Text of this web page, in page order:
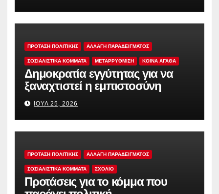
ΠΡΟΤΑΣΗ ΠΟΛΙΤΙΚΗΣ ΑΛΛΑΓΗ ΠΑΡΑΔΕΙΓΜΑΤΟΣ
ΣΟΣΙΑΛΙΣΤΙΚΆ ΚΌΜΜΑΤΑ ΜΕΤΑΡΡΥΘΜΙΣΗ ΚΟΙΝΑ ΑΓΑΘΑ
Δημοκρατία εγγύτητας για να
ξαναχτιστεί η εμπιστοσύνη
ΙΟΎΛ 25, 2026
ΠΡΟΤΑΣΗ ΠΟΛΙΤΙΚΗΣ ΑΛΛΑΓΗ ΠΑΡΑΔΕΙΓΜΑΤΟΣ
ΣΟΣΙΑΛΙΣΤΙΚΆ ΚΌΜΜΑΤΑ ΣΧΟΛΙΟ
Προτάσεις για το κόμμα που